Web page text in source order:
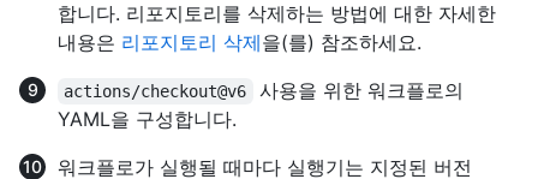
합니다. 리포지토리를 삭제하는 방법에 대한 자세한
내용은 리포지토리 삭제을(를) 참조하세요.
actions/checkout@v6
사용을 위한 워크플로의
YAML을 구성합니다.
워크플로가 실행될 때마다 실행기는 지정된 버전